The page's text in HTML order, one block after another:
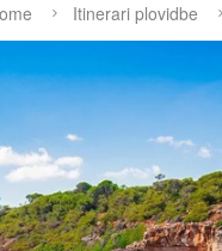
Itinerari plovidbe